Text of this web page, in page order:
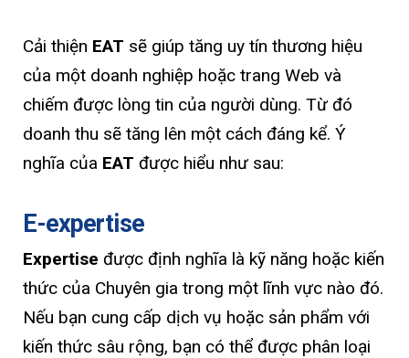
Cải thiện EAT sẽ giúp tăng uy tín thương hiệu
của một doanh nghiệp hoặc trang Web và
chiếm được lòng tin của người dùng. Từ đó
doanh thu sẽ tăng lên một cách đáng kể. Ý
nghĩa của EAT được hiểu như sau:
E-expertise
Expertise được định nghĩa là kỹ năng hoặc kiến
thức của Chuyên gia trong một lĩnh vực nào đó.
Nếu bạn cung cấp dịch vụ hoặc sản phẩm với
kiến thức sâu rộng, bạn có thể được phân loại